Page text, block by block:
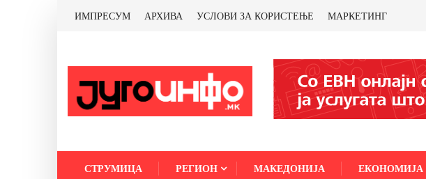
ИМПРЕСУМ АРХИВА УСЛОВИ ЗА КОРИСТЕЊЕ МАРКЕТИНГ
СТРУМИЦА РЕГИОН МАКЕДОНИЈА ЕКОНОМИЈА